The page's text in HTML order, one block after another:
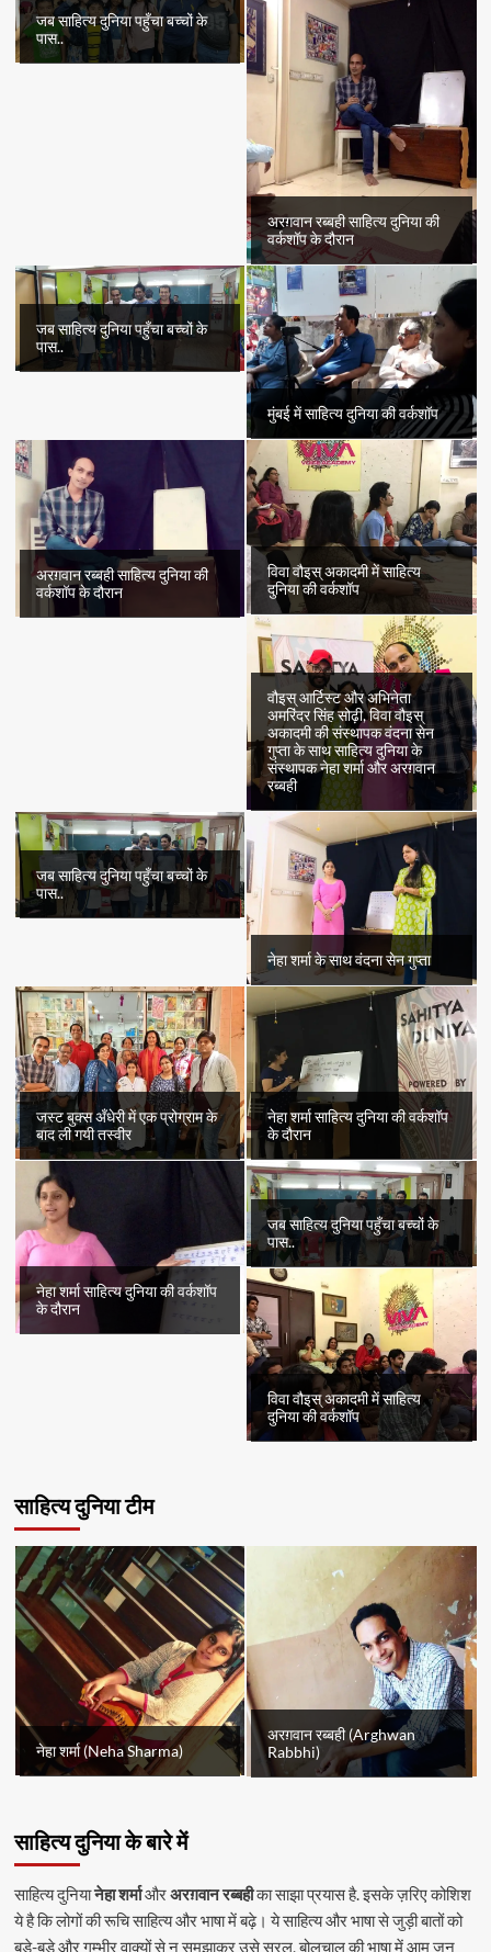
जब साहित्य दुनिया पहुँचा बच्चों के
पास..
अरग़वान रब्बही साहित्य दुनिया की
वर्कशॉप के दौरान
जब साहित्य दुनिया पहुँचा बच्चों के
पास..
मुंबई में साहित्य दुनिया की वर्कशॉप
अरग़वान रब्बही साहित्य दुनिया की
वर्कशॉप के दौरान
विवा वौइस् अकादमी में साहित्य
दुनिया की वर्कशॉप
वौइस् आर्टिस्ट और अभिनेता
अमरिंदर सिंह सोढ़ी, विवा वौइस्
अकादमी की संस्थापक वंदना सेन
गुप्ता के साथ साहित्य दुनिया के
संस्थापक नेहा शर्मा और अरग़वान
रब्बही
जब साहित्य दुनिया पहुँचा बच्चों के
पास..
नेहा शर्मा के साथ वंदना सेन गुप्ता
जस्ट बुक्स अँधेरी में एक प्रोग्राम के
बाद ली गयी तस्वीर
नेहा शर्मा साहित्य दुनिया की वर्कशॉप
के दौरान
नेहा शर्मा साहित्य दुनिया की वर्कशॉप
के दौरान
जब साहित्य दुनिया पहुँचा बच्चों के
पास..
विवा वौइस् अकादमी में साहित्य
दुनिया की वर्कशॉप
साहित्य दुनिया टीम
नेहा शर्मा (Neha Sharma)
अरग़वान रब्बही (Arghwan
Rabbhi)
साहित्य दुनिया के बारे में
साहित्य दुनियानेहा शर्माऔरअरग़वान रब्बहीका साझा प्रयास है. इसके ज़रिए कोशिश
ये है कि लोगों की रूचि साहित्य और भाषा में बढ़े। ये साहित्य और भाषा से जुड़ी बातों को
बड़े-बड़े और गम्भीर वाक्यों से न समझाकर उसे सरल, बोलचाल की भाषा में आम जन